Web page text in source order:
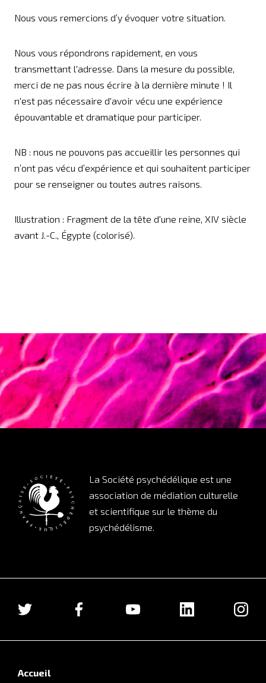
Nous vous remercions d’y évoquer votre situation.
Nous vous répondrons rapidement, en vous
transmettant l'adresse. Dans la mesure du possible,
merci de ne pas nous écrire à la dernière minute ! Il
n'est pas nécessaire d'avoir vécu une expérience
épouvantable et dramatique pour participer.
NB : nous ne pouvons pas accueillir les personnes qui
n’ont pas vécu d’expérience et qui souhaitent participer
pour se renseigner ou toutes autres raisons.
Illustration : Fragment de la tête d'une reine, XIV siècle
avant J.-C., Égypte (colorisé).
La Société psychédélique est une
association de médiation culturelle
et scientifique sur le thème du
psychédélisme.
Accueil